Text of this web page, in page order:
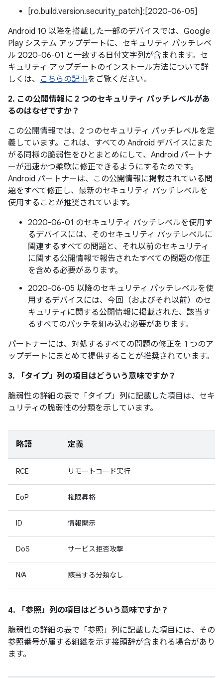
[ro.build.version.security_patch]:[2020-06-05]
Android 10 以降を搭載した一部のデバイスでは、Google
Play システム アップデートに、セキュリティ パッチレベ
ル 2020-06-01 と一致する日付文字列が含まれます。セ
キュリティ アップデートのインストール方法について詳
しくは、 こちらの記事をご覧ください。
2. この公開情報に 2 つのセキュリティ パッチレベルがあ
るのはなぜですか？
この公開情報では、2 つのセキュリティ パッチレベルを定
義しています。これは、すべての Android デバイスにまた
がる同様の脆弱性をひとまとめにして、Android パートナ
ーが迅速かつ柔軟に修正できるようにするためです。
Android パートナーは、この公開情報に掲載されている問
題をすべて修正し、最新のセキュリティ パッチレベルを
使用することが推奨されています。
2020-06-01 のセキュリティ パッチレベルを使用す
るデバイスには、そのセキュリティ パッチレベルに
関連するすべての問題と、それ以前のセキュリティ
に関する公開情報で報告されたすべての問題の修正
を含める必要があります。
2020-06-05 以降のセキュリティ パッチレベルを使
用するデバイスには、今回（およびそれ以前）のセ
キュリティに関する公開情報に掲載された、該当す
るすべてのパッチを組み込む必要があります。
パートナーには、対処するすべての問題の修正を 1 つのア
ップデートにまとめて提供することが推奨されています。
3. 「タイプ」 列の項目はどういう意味ですか？
脆弱性の詳細の表で「タイプ」 列に記載した項目は、セキ
ュリティの脆弱性の分類を示しています。
略語 定義
RCE リモートコード実行
EoP 権限昇格
ID 情報開示
DoS サービス拒否攻撃
N/A 該当する分類なし
4. 「参照」 列の項目はどういう意味ですか？
脆弱性の詳細の表で「参照」 列に記載した項目には、その
参照番号が属する組織を示す接頭辞が含まれる場合があり
ます。